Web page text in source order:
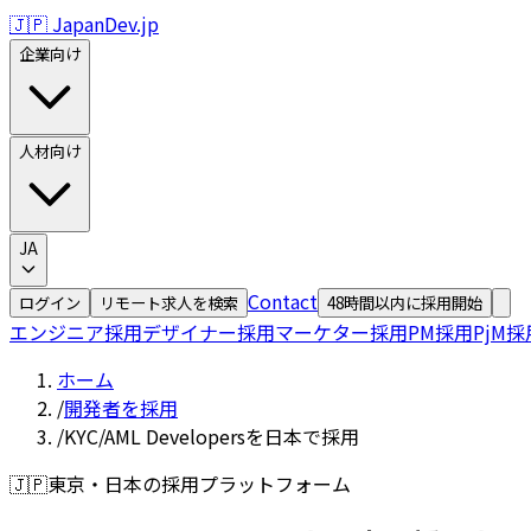
🇯🇵 JapanDev.jp
企業向け
人材向け
JA
ログイン リモート求人を検索 Contact 48時間以内に採用開始
エンジニア採用デザイナー採用マーケター採用PM採用PjM採
ホーム
/開発者を採用
/KYC/AML Developersを日本で採用
🇯🇵東京・日本の採用プラットフォーム